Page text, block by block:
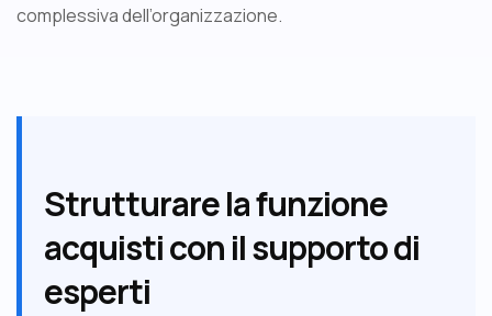
complessiva dell’organizzazione.
Strutturare la funzione
acquisti con il supporto di
esperti